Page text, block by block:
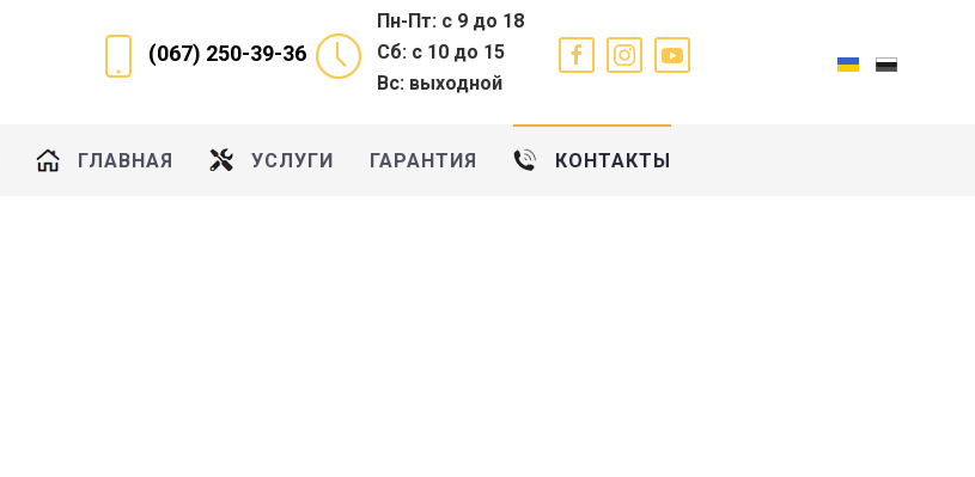
(067) 250-39-36
Пн-Пт: с 9 до 18
Сб: с 10 до 15
Вс: выходной
ГЛАВНАЯ УСЛУГИ ГАРАНТИЯ КОНТАКТЫ